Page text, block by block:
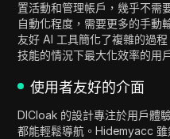
置活動和管理帳戶，幾乎不需
自動化程度，需要更多的手動
友好 AI 工具簡化了複雜的過
技能的情況下最大化效率的用
使用者友好的介面
DICloak 的設計專注於用戶體
都能輕鬆導航。Hidemyacc